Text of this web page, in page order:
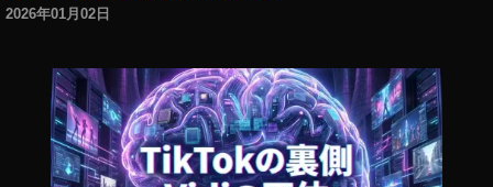
2026年01月02日